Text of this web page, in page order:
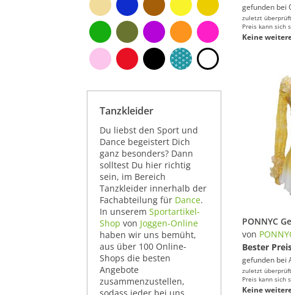
Tanzkleider
Du liebst den Sport und
Dance begeistert Dich
ganz besonders? Dann
solltest Du hier richtig
sein, im Bereich
Tanzkleider innerhalb der
Fachabteilung für Dance.
In unserem Sportartikel-
Shop von Joggen-Online
haben wir uns bemüht,
aus über 100 Online-
Shops die besten
Angebote
zusammenzustellen,
gefunden bei
zuletzt
Preis kann sich
Keine
von
Bester
gefunden bei
zuletzt
Preis kann sich
Keine